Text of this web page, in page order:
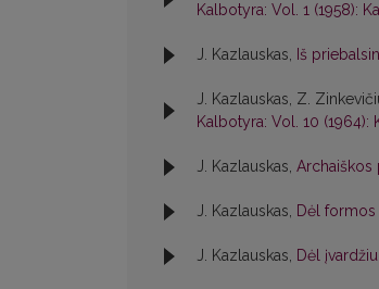
Kalbotyra: Vol. 1 (1958):
J. Kazlauskas, Iš
J. Kazlauskas, Z.
Kalbotyra: Vol. 10 (1964):
J. Kazlauskas, Archaiškos
J. Kazlauskas, Dėl formos
J. Kazlauskas, Dėl